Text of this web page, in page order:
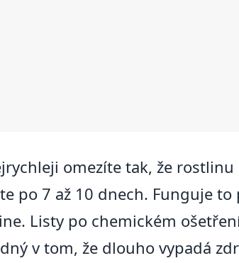
omezíte tak, že
po 7 až 10 dnech. Funguje
Listy po chemickém
v tom, že dlouho vypadá